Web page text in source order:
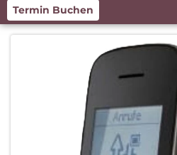
Termin Buchen